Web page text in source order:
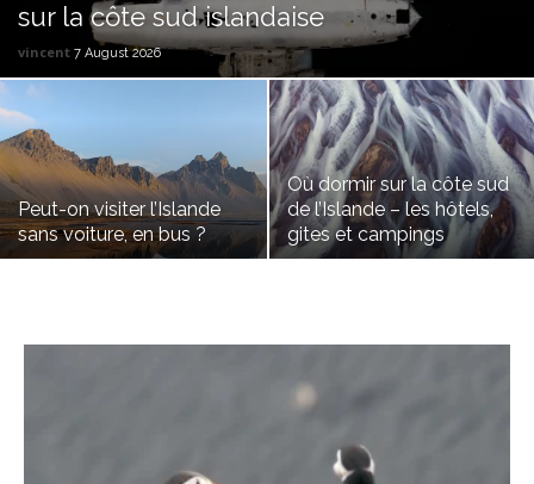
sur la côte sud islandaise
vincent 7 August 2026
Peut-on visiter l’Islande
sans voiture, en bus ?
Où dormir sur la côte sud
de l’Islande – les hôtels,
gites et campings